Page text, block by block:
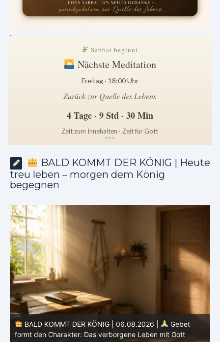
.
Sabbat beginnt
Nächste Meditation
Freitag · 18:00 Uhr
Zurück zur Quelle des Lebens
4 Tage · 9 Std · 30 Min
Zeit zum Innehalten · Zeit für Gott
***
BALD KOMMT DER KÖNIG | Heute
treu leben – morgen dem König
begegnen
BALD KOMMT DER KÖNIG | 06.08.2026 |
Gebet
formt den Charakter: Das verborgene Leben mit Gott